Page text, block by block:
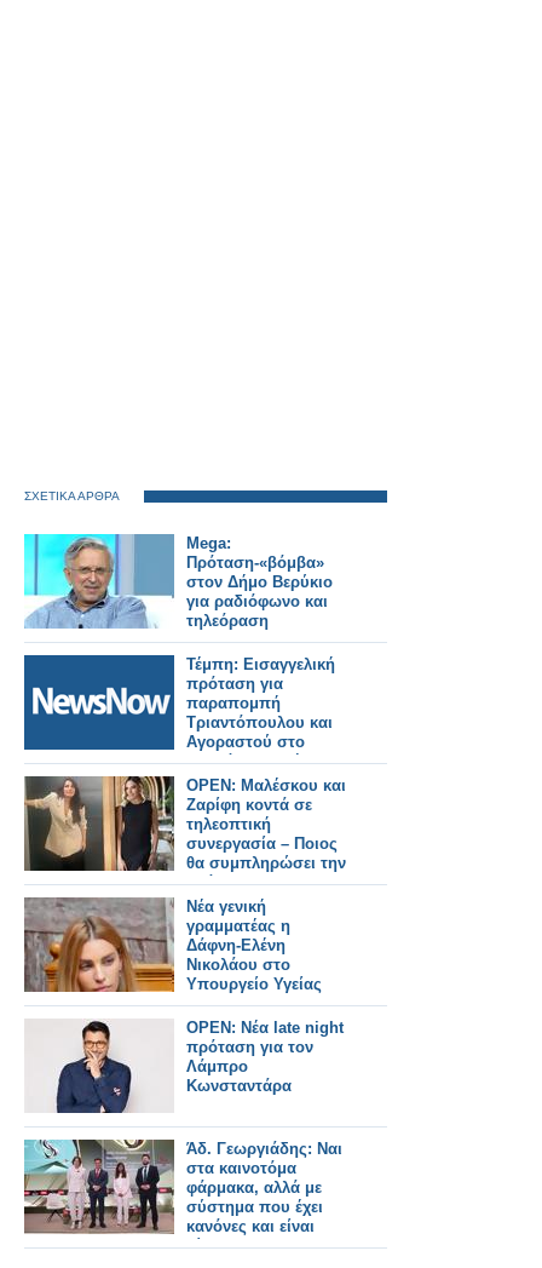
ΣΧΕΤΙΚΑ ΑΡΘΡΑ
Mega:
Πρόταση-«βόμβα»
στον Δήμο Βερύκιο
για ραδιόφωνο και
τηλεόραση
Τέμπη: Εισαγγελική
πρόταση για
παραπομπή
Τριαντόπουλου και
Αγοραστού στο
Ειδικό Δικαστήριο.
OPEN: Μαλέσκου και
Ζαρίφη κοντά σε
τηλεοπτική
συνεργασία – Ποιος
θα συμπληρώσει την
ομάδα;
Νέα γενική
γραμματέας η
Δάφνη‑Ελένη
Νικολάου στο
Υπουργείο Υγείας
OPEN: Νέα late night
πρόταση για τον
Λάμπρο
Κωνσταντάρα
Άδ. Γεωργιάδης: Ναι
στα καινοτόμα
φάρμακα, αλλά με
σύστημα που έχει
κανόνες και είναι
δίκαιο